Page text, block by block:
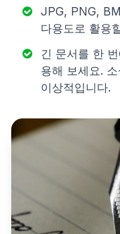
JPG, PNG,
다용도로 활용
긴 문서를 한
용해 보세요.
이상적입니다.